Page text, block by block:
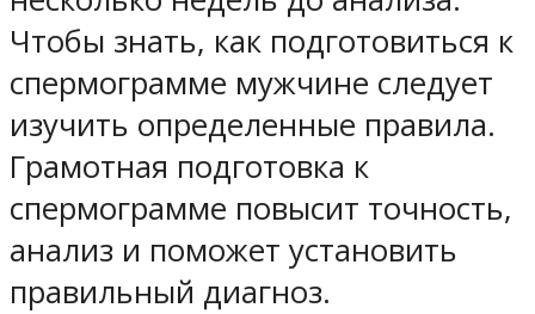
Чтобы знать, как подготовиться к
спермограмме мужчине следует
изучить определенные правила.
Грамотная подготовка к
спермограмме повысит точность,
анализ и поможет установить
правильный диагноз.